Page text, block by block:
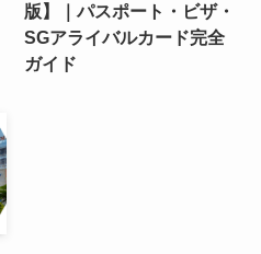
版】｜パスポート・ビザ・
SGアライバルカード完全
ガイド